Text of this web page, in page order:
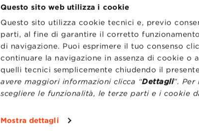
Questo sito web utilizza i cookie
Questo sito utilizza cookie tecnici e, previo
parti, al fine di garantire il corretto
di navigazione. Puoi esprimere il tuo consenso
continuare la navigazione in assenza di cookie o
quelli tecnici semplicemente chiudendo il
avere maggiori informazioni clicca “Dettagli”.
scegliere le funzionalità, le terze parti e i cookie
Mostra dettagli
TRASPARENZA
PRIVACY